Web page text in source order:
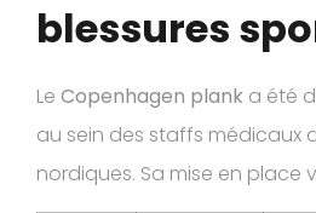
blessures
Le Copenhagen plank a été
au sein des staffs médicaux
nordiques. Sa mise en place